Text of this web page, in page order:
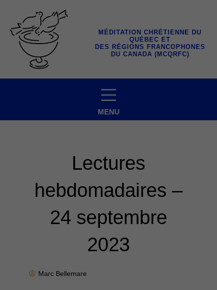
contenu
MÉDITATION CHRÉTIENNE DU
QUÉBEC ET
DES RÉGIONS FRANCOPHONES
DU CANADA (MCQRFC)
MENU
Lectures
hebdomadaires –
24 septembre
2023
Marc Bellemare